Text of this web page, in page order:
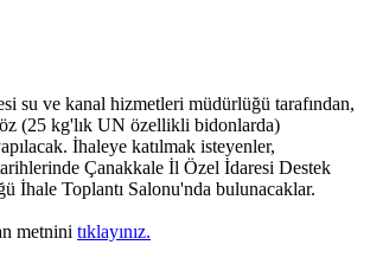
su ve kanal hizmetleri müdürlüğü tarafından,
(25 kg'lık UN özellikli bidonlarda)
İhaleye katılmak isteyenler,
Çanakkale İl Özel İdaresi Destek
İhale Toplantı Salonu'nda bulunacaklar.
metnini tıklayınız.